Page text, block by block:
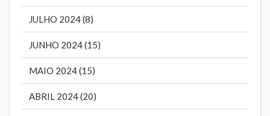
JULHO 2024 (8)
JUNHO 2024 (15)
MAIO 2024 (15)
ABRIL 2024 (20)